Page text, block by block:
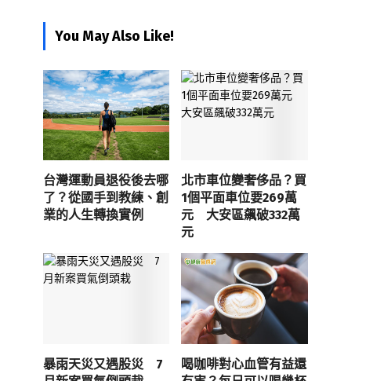
You May Also Like!
台灣運動員退役後去哪
了？從國手到教練、創
業的人生轉換實例
北市車位變奢侈品？買
1個平面車位要269萬
元 大安區飆破332萬
元
暴雨天災又遇股災 7
喝咖啡對心血管有益還